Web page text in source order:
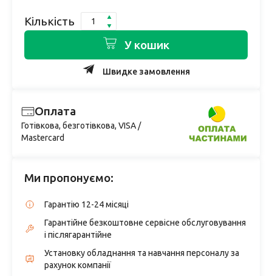
Кількість
У кошик
Швидке замовлення
Оплата
Готівкова, безготівкова, VISA /
Mastercard
Ми пропонуємо:
Гарантію 12-24 місяці
Гарантійне безкоштовне сервісне обслуговування
і післягарантійне
Установку обладнання та навчання персоналу за
рахунок компанії